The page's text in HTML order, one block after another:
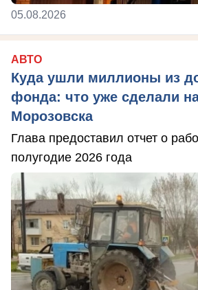
05.08.2026
АВТО
Куда ушли миллионы из
фонда: что уже сделали
Морозовска
Глава предоставил отчет о
полугодие 2026 года